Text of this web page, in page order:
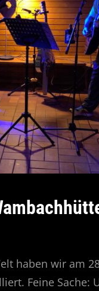
haben wir am
Feine Sache: